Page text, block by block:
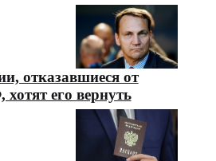
отказавшиеся от
его вернуть